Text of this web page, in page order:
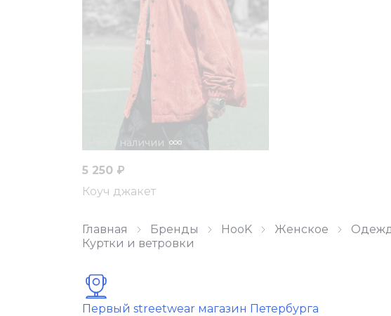
Нет в наличии
5 250 ₽
Коуч джакет
Главная Бренды HooK Женское
Куртки и ветровки
Первый streetwear магазин Петербурга